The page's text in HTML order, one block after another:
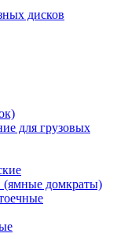
дисков
для грузовых
домкраты)